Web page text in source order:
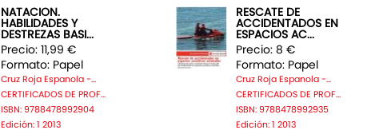
NATACION.
HABILIDADES Y
DESTREZAS BASI...
Precio: 11,99 €
Formato: Papel
Cruz Roja Espanola -...
CERTIFICADOS DE PROF...
ISBN: 9788478992904
Edición: 1 2013
RESCATE DE
ACCIDENTADOS EN
ESPACIOS AC...
Precio: 8 €
Formato: Papel
Cruz Roja Espanola -...
CERTIFICADOS DE PROF...
ISBN: 9788478992935
Edición: 1 2013